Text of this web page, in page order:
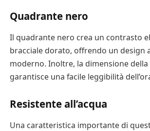
Quadrante nero
Il quadrante nero crea un contrasto
bracciale dorato, offrendo un design
moderno. Inoltre, la dimensione della
garantisce una facile leggibilità
Resistente all’acqua
Una caratteristica importante di